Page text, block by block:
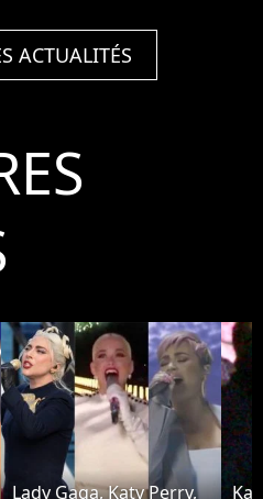
ACTUALITÉS
Lady Gaga, Katy Perry,